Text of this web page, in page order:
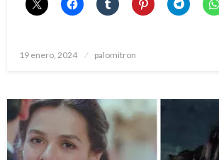
Publicado
19 enero, 2024 palomitron